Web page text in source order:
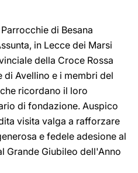
di Besana
in Lecce dei Marsi
della Croce Rossa
di Avellino e i membri del
ricordano il loro
di fondazione. Auspico
visita valga a rafforzare
e fedele adesione al
Grande Giubileo dell'Anno